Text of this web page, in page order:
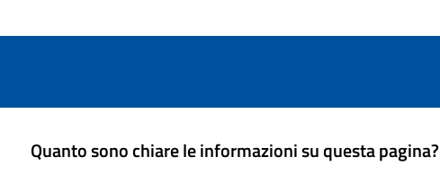
Quanto sono chiare le informazioni su questa pagina?